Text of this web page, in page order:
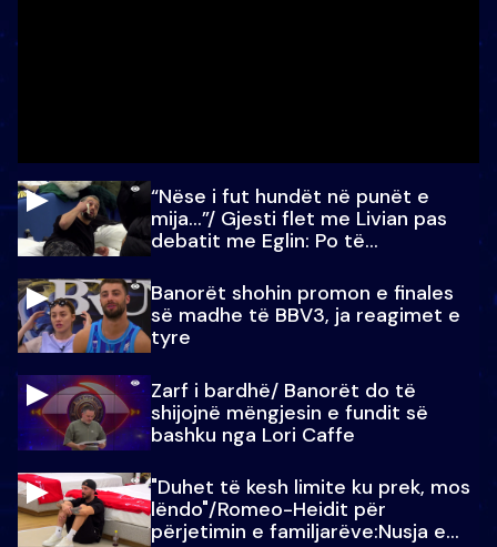
“Nëse i fut hundët në punët e
mija…”/ Gjesti flet me Livian pas
debatit me Eglin: Po të
Banorët shohin promon e finales
së madhe të BBV3, ja reagimet e
tyre
Zarf i bardhë/ Banorët do të
shijojnë mëngjesin e fundit së
bashku nga Lori Caffe
"Duhet të kesh limite ku prek, mos
lëndo"/Romeo-Heidit për
përjetimin e familjarëve:Nusja e